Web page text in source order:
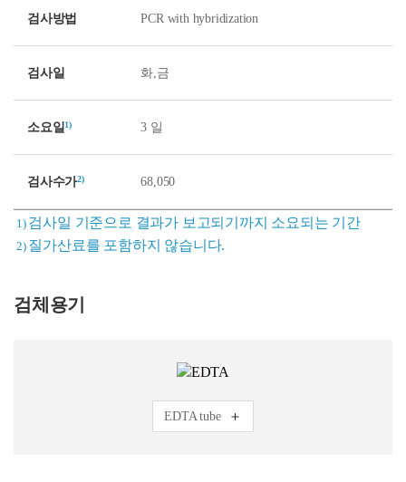
검사방법 PCR with hybridization
검사일 화,금
소요일1) 3 일
검사수가2) 68,050
1) 검사일 기준으로 결과가 보고되기까지 소요되는 기간
2) 질가산료를 포함하지 않습니다.
검체용기
EDTA tube